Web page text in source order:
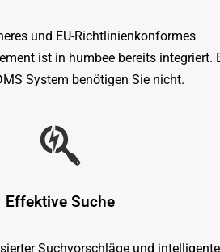
und EU-Richtlinienkonformes
ist in humbee bereits integriert.
System benötigen Sie nicht.
Effektive Suche
Suchvorschläge und